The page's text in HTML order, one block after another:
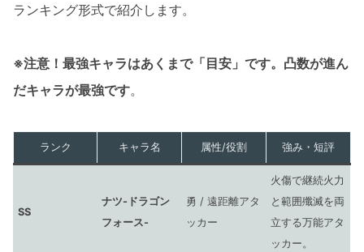
ランキング形式で紹介します。
※注意！最強キャラはあくまで「目安」です。凸数が進ん
だキャラが最強です。
ランク キャラ名 属性/役割 強み・短評
SS
ナツ-ドラゴン
フォース-
勇 / 遠距離アタ
ッカー
火傷で継続火力
と範囲殲滅を両
立する万能アタ
ッカー。